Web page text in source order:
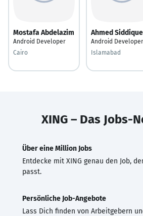
Mostafa Abdelazim
Android Developer
Cairo
Ahmed Siddique
Android Developer
Islamabad
XING – Das Jobs-
Über eine Million Jobs
Entdecke mit XING genau den Job,
passt.
Persönliche Job-Angebote
Lass Dich finden von Arbeitgebern